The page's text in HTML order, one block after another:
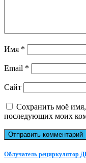
Имя *
Email *
Сайт
Сохранить моё имя,
последующих моих
Облучатель рециркулятор